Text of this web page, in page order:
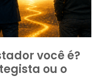
você é?
ou o